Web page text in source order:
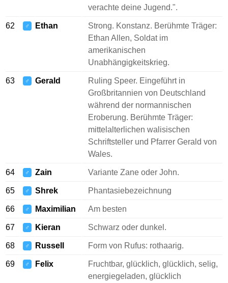
verachte deine Jugend.".
62 ♂ Ethan
Strong. Konstanz. Berühmte Träger:
Ethan Allen, Soldat im
amerikanischen
Unabhängigkeitskrieg.
63 ♂ Gerald
Ruling Speer. Eingeführt in
Großbritannien von Deutschland
während der normannischen
Eroberung. Berühmte Träger:
mittelalterlichen walisischen
Schriftsteller und Pfarrer Gerald von
Wales.
64 ♂ Zain Variante Zane oder John.
65 ♂ Shrek Phantasiebezeichnung
66 ♂ Maximilian Am besten
67 ♂ Kieran Schwarz oder dunkel.
68 ♂ Russell Form von Rufus: rothaarig.
69 ♂ Felix
Fruchtbar, glücklich, glücklich, selig,
energiegeladen, glücklich